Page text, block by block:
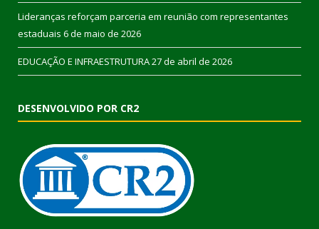
Lideranças reforçam parceria em reunião com representantes
estaduais 6 de maio de 2026
EDUCAÇÃO E INFRAESTRUTURA27 de abril de 2026
DESENVOLVIDO POR CR2